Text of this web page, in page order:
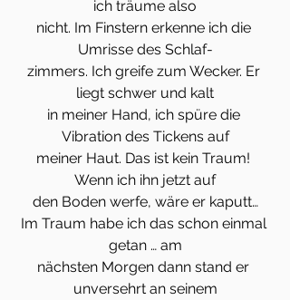
ich träume also
nicht. Im Finstern erkenne ich die
Umrisse des Schlaf-
zimmers. Ich greife zum Wecker. Er
liegt schwer und kalt
in meiner Hand, ich spüre die
Vibration des Tickens auf
meiner Haut. Das ist kein Traum!
Wenn ich ihn jetzt auf
den Boden werfe, wäre er kaputt…
Im Traum habe ich das schon einmal
getan … am
nächsten Morgen dann stand er
unversehrt an seinem